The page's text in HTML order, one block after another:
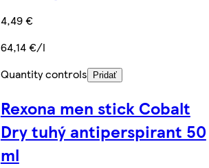
4,49 €
64,14 €/l
Quantity controls
Pridať
Rexona men stick Cobalt
Dry tuhý antiperspirant 50
ml